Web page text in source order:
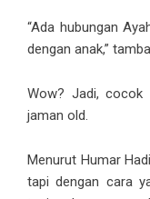
“Ada hubungan
dengan anak,”
Wow? Jadi, cocok
jaman old.
Menurut Humar
tapi dengan cara